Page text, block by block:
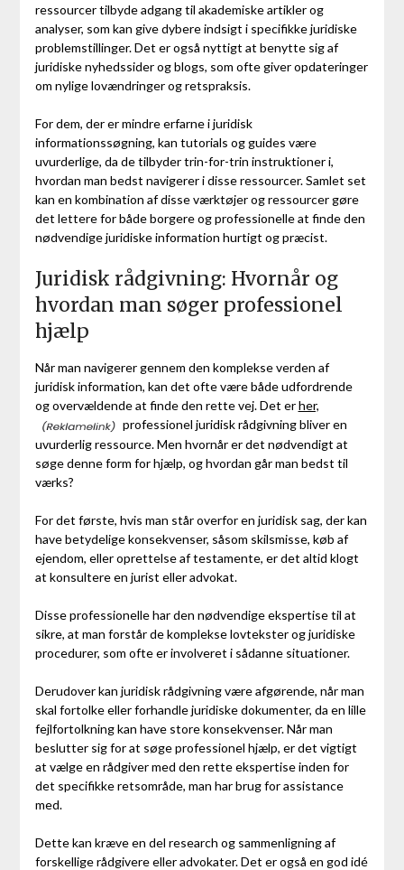
ressourcer tilbyde adgang til akademiske artikler og
analyser, som kan give dybere indsigt i specifikke juridiske
problemstillinger. Det er også nyttigt at benytte sig af
juridiske nyhedssider og blogs, som ofte giver opdateringer
om nylige lovændringer og retspraksis.
For dem, der er mindre erfarne i juridisk
informationssøgning, kan tutorials og guides være
uvurderlige, da de tilbyder trin-for-trin instruktioner i,
hvordan man bedst navigerer i disse ressourcer. Samlet set
kan en kombination af disse værktøjer og ressourcer gøre
det lettere for både borgere og professionelle at finde den
nødvendige juridiske information hurtigt og præcist.
Juridisk rådgivning: Hvornår og
hvordan man søger professionel
hjælp
Når man navigerer gennem den komplekse verden af
juridisk information, kan det ofte være både udfordrende
og overvældende at finde den rette vej. Det erher,
professionel juridisk rådgivning bliver en
uvurderlig ressource. Men hvornår er det nødvendigt at
søge denne form for hjælp, og hvordan går man bedst til
værks?
For det første, hvis man står overfor en juridisk sag, der kan
have betydelige konsekvenser, såsom skilsmisse, køb af
ejendom, eller oprettelse af testamente, er det altid klogt
at konsultere en jurist eller advokat.
Disse professionelle har den nødvendige ekspertise til at
sikre, at man forstår de komplekse lovtekster og juridiske
procedurer, som ofte er involveret i sådanne situationer.
Derudover kan juridisk rådgivning være afgørende, når man
skal fortolke eller forhandle juridiske dokumenter, da en lille
fejlfortolkning kan have store konsekvenser. Når man
beslutter sig for at søge professionel hjælp, er det vigtigt
at vælge en rådgiver med den rette ekspertise inden for
det specifikke retsområde, man har brug for assistance
med.
Dette kan kræve en del research og sammenligning af
forskellige rådgivere eller advokater. Det er også en god idé